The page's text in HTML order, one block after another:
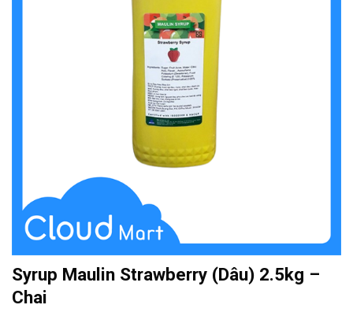
Syrup Maulin Strawberry (Dâu) 2.5kg –
Chai